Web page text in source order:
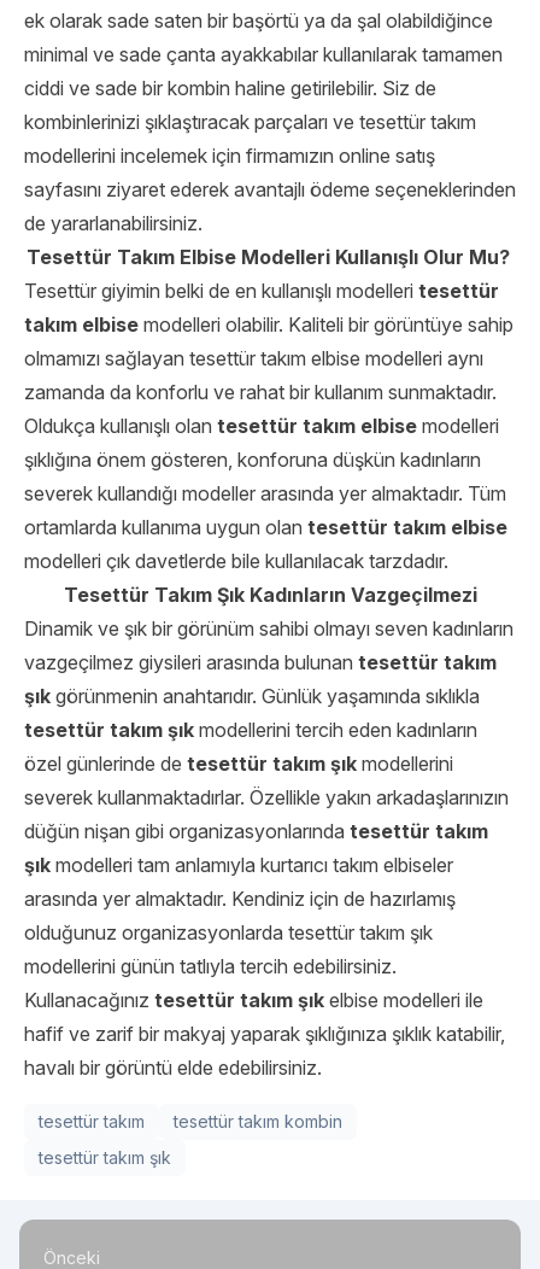
ek olarak sade saten bir başörtü ya da şal olabildiğince
minimal ve sade çanta ayakkabılar kullanılarak tamamen
ciddi ve sade bir kombin haline getirilebilir. Siz de
kombinlerinizi şıklaştıracak parçaları ve tesettür takım
modellerini incelemek için firmamızın online satış
sayfasını ziyaret ederek avantajlı ödeme seçeneklerinden
de yararlanabilirsiniz.
Tesettür Takım Elbise Modelleri Kullanışlı Olur Mu?
Tesettür giyimin belki de en kullanışlı modelleri tesettür
takım elbise modelleri olabilir. Kaliteli bir görüntüye sahip
olmamızı sağlayan tesettür takım elbise modelleri aynı
zamanda da konforlu ve rahat bir kullanım sunmaktadır.
Oldukça kullanışlı olan tesettür takım elbise modelleri
şıklığına önem gösteren, konforuna düşkün kadınların
severek kullandığı modeller arasında yer almaktadır. Tüm
ortamlarda kullanıma uygun olan tesettür takım elbise
modelleri çık davetlerde bile kullanılacak tarzdadır.
Tesettür Takım Şık Kadınların Vazgeçilmezi
Dinamik ve şık bir görünüm sahibi olmayı seven kadınların
vazgeçilmez giysileri arasında bulunan tesettür takım
şık görünmenin anahtarıdır. Günlük yaşamında sıklıkla
tesettür takım şık modellerini tercih eden kadınların
özel günlerinde de tesettür takım şık modellerini
severek kullanmaktadırlar. Özellikle yakın arkadaşlarınızın
düğün nişan gibi organizasyonlarında tesettür takım
şık modelleri tam anlamıyla kurtarıcı takım elbiseler
arasında yer almaktadır. Kendiniz için de hazırlamış
olduğunuz organizasyonlarda tesettür takım şık
modellerini günün tatlıyla tercih edebilirsiniz.
Kullanacağınız tesettür takım şık elbise modelleri ile
hafif ve zarif bir makyaj yaparak şıklığınıza şıklık katabilir,
havalı bir görüntü elde edebilirsiniz.
tesettür takım
tesettür takım kombin
tesettür takım şık
Önceki